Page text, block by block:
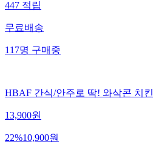
447적립
무료배송
117명구매중
HBAF 간식/안주로 딱! 와삭콘 치
13,900원
22%10,900원